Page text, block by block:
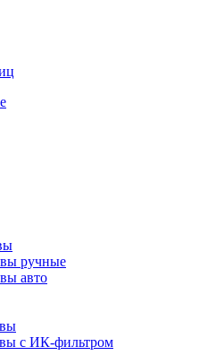
ручные
авто
с ИК-фильтром